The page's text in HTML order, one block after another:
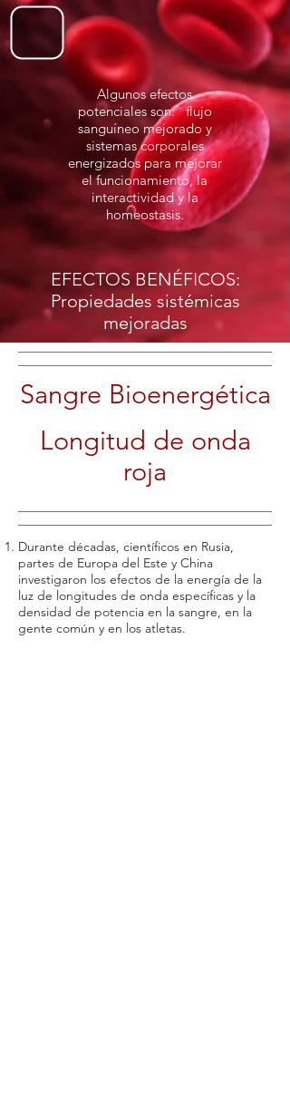
Algunos efectos
potenciales son: flujo
sanguíneo mejorado y
sistemas corporales
energizados para mejorar
el funcionamiento, la
interactividad y la
homeostasis.
EFECTOS BENÉFICOS:
Propiedades sistémicas
mejoradas
Sangre Bioenergética
Longitud de onda
roja
Durante décadas, científicos en Rusia,
partes de Europa del Este y China
investigaron los efectos de la energía de la
luz de longitudes de onda específicas y la
densidad de potencia en la sangre, en la
gente común y en los atletas.